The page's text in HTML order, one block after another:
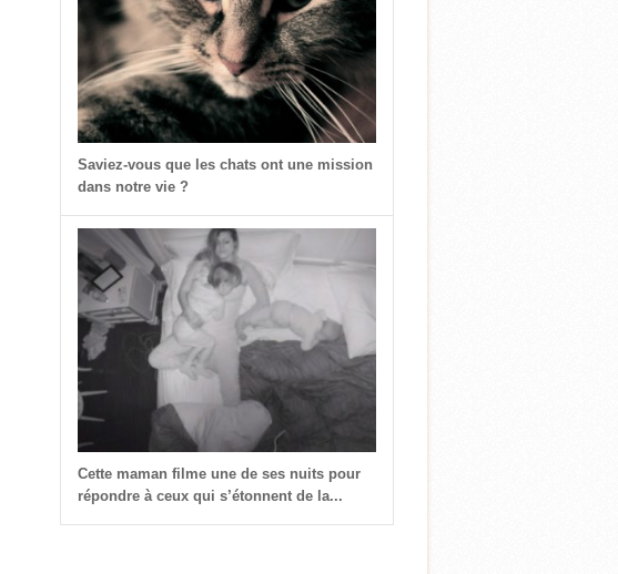
Saviez-vous que les chats ont une mission
dans notre vie ?
Cette maman filme une de ses nuits pour
répondre à ceux qui s’étonnent de la...